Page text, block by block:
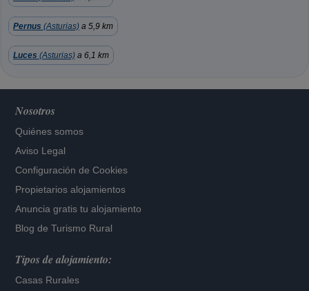
Pernus (Asturias) a 5,9 km
Luces (Asturias) a 6,1 km
Nosotros
Quiénes somos
Aviso Legal
Configuración de Cookies
Propietarios alojamientos
Anuncia gratis tu alojamiento
Blog de Turismo Rural
Tipos de alojamiento:
Casas Rurales